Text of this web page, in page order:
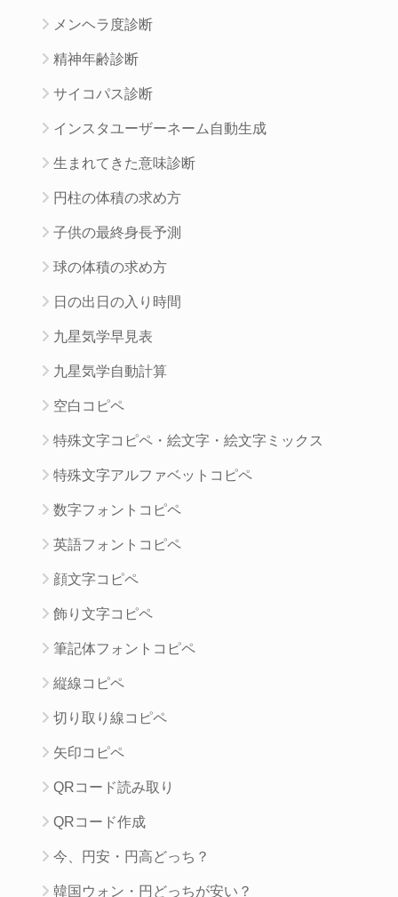
メンヘラ度診断
精神年齢診断
サイコパス診断
インスタユーザーネーム自動生成
生まれてきた意味診断
円柱の体積の求め方
子供の最終身長予測
球の体積の求め方
日の出日の入り時間
九星気学早見表
九星気学自動計算
空白コピペ
特殊文字コピペ・絵文字・絵文字ミックス
特殊文字アルファベットコピペ
数字フォントコピペ
英語フォントコピペ
顔文字コピペ
飾り文字コピペ
筆記体フォントコピペ
縦線コピペ
切り取り線コピペ
矢印コピペ
QRコード読み取り
QRコード作成
今、円安・円高どっち？
韓国ウォン・円どっちが安い？